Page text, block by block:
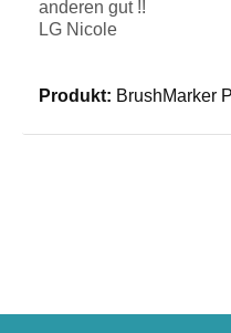
anderen gut !!
LG Nicole
Produkt: BrushMarker